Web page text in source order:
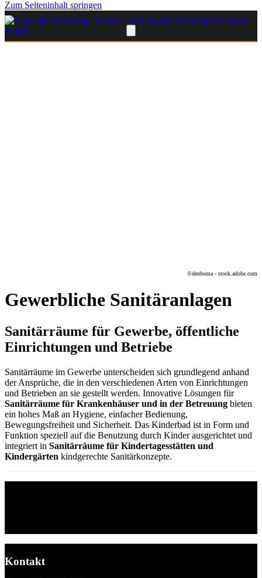
Zum Seiteninhalt springen
©denboma - stock.adobe.com
Gewerbliche Sanitäranlagen
Sanitärräume für Gewerbe, öffentliche
Einrichtungen und Betriebe
Sanitärräume im Gewerbe unterscheiden sich grundlegend anhand
der Ansprüche, die in den verschiedenen Arten von Einrichtungen
und Betrieben an sie gestellt werden. Innovative Lösungen für
Sanitärräume für Krankenhäuser und in der Betreuung bieten
ein hohes Maß an Hygiene, einfacher Bedienung,
Bewegungsfreiheit und Sicherheit. Das Kinderbad ist in Form und
Funktion speziell auf die Benutzung durch Kinder ausgerichtet und
integriert in Sanitärräume für Kindertagesstätten und
Kindergärten kindgerechte Sanitärkonzepte.
Kontakt